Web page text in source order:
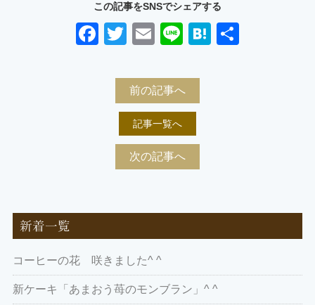
この記事をSNSでシェアする
Facebook
TwitterEmailLineHatena
前の記事へ
記事一覧へ
次の記事へ
新着一覧
コーヒーの花 咲きました^ ^
新ケーキ「あまおう苺のモンブラン」^ ^